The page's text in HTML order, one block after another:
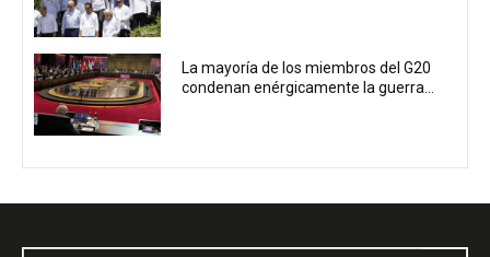
La mayoría de los miembros del G20
condenan enérgicamente la guerra...